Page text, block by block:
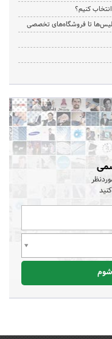
کنیم؟
تا فروشگاه‌های تخصصی